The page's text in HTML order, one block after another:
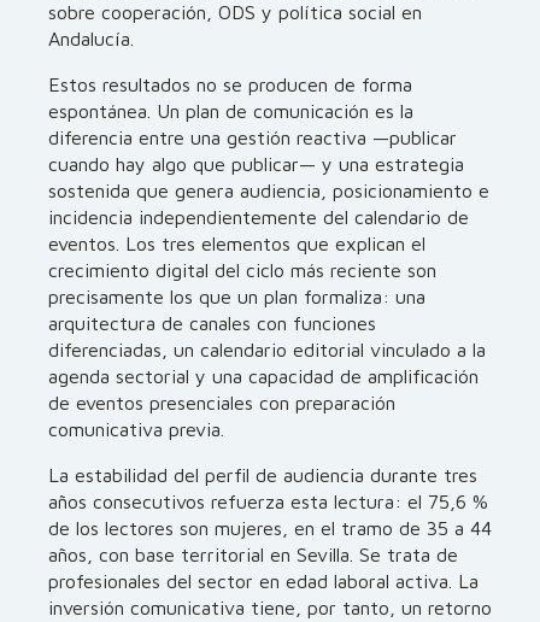
sobre cooperación, ODS y política social en
Andalucía.
Estos resultados no se producen de forma
espontánea. Un plan de comunicación es la
diferencia entre una gestión reactiva —publicar
cuando hay algo que publicar— y una estrategia
sostenida que genera audiencia, posicionamiento e
incidencia independientemente del calendario de
eventos. Los tres elementos que explican el
crecimiento digital del ciclo más reciente son
precisamente los que un plan formaliza: una
arquitectura de canales con funciones
diferenciadas, un calendario editorial vinculado a la
agenda sectorial y una capacidad de amplificación
de eventos presenciales con preparación
comunicativa previa.
La estabilidad del perfil de audiencia durante tres
años consecutivos refuerza esta lectura: el 75,6 %
de los lectores son mujeres, en el tramo de 35 a 44
años, con base territorial en Sevilla. Se trata de
profesionales del sector en edad laboral activa. La
inversión comunicativa tiene, por tanto, un retorno